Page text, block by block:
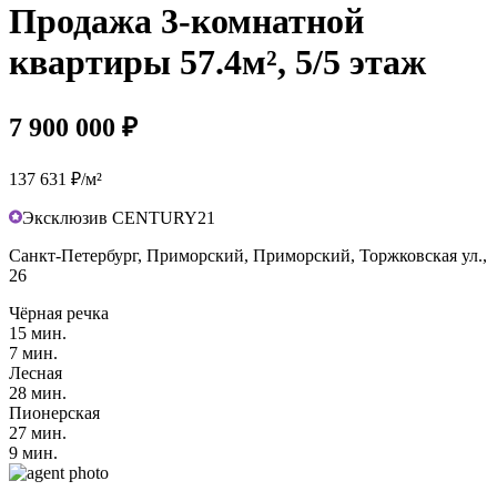
Продажа 3-комнатной
квартиры 57.4м², 5/5 этаж
7 900 000 ₽
137 631 ₽/м²
Эксклюзив CENTURY21
Санкт-Петербург, Приморский, Приморский, Торжковская ул.,
26
Чёрная речка
15 мин.
7 мин.
Лесная
28 мин.
Пионерская
27 мин.
9 мин.